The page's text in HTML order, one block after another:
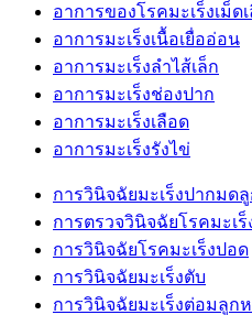
อาการของโรคมะเร็งเม็ด
อาการมะเร็งเนื้อเยื่ออ่อน
อาการมะเร็งลำไส้เล็ก
อาการมะเร็งช่องปาก
อาการมะเร็งเลือด
อาการมะเร็งรังไข่
การวินิจฉัยมะเร็งปากมด
การตรวจวินิจฉัยโรคมะเร็
การวินิจฉัยโรคมะเร็งปอด
การวินิจฉัยมะเร็งตับ
การวินิจฉัยมะเร็งต่อมลูก